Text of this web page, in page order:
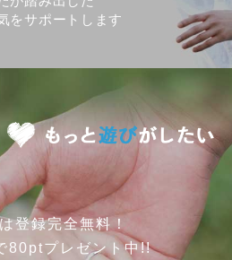
をサポートします
登録完全無料！
80ptプレゼント中!!